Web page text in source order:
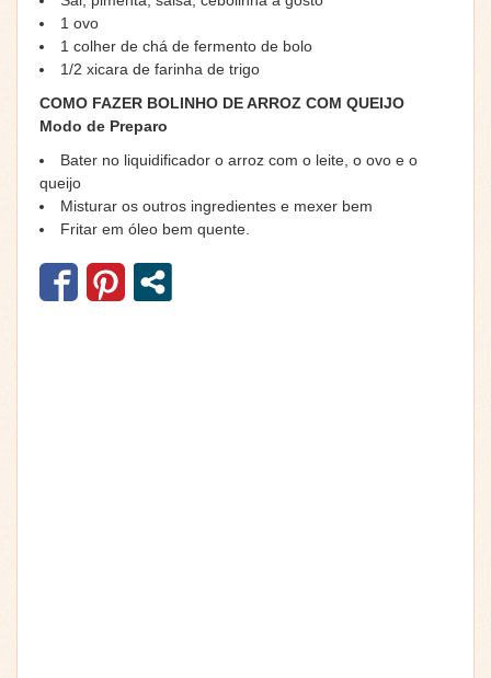
1 ovo
1 colher de chá de fermento de bolo
1/2 xicara de farinha de trigo
COMO FAZER BOLINHO DE ARROZ COM QUEIJO
Modo de Preparo
Bater no liquidificador o arroz com o leite, o ovo e o
queijo
Misturar os outros ingredientes e mexer bem
Fritar em óleo bem quente.